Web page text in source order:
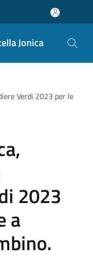
Jonica
Verdi 2023 per le
2023
a